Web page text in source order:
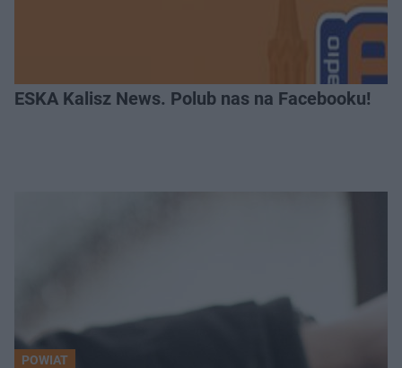
ESKA Kalisz News. Polub nas na Facebooku!
POWIAT